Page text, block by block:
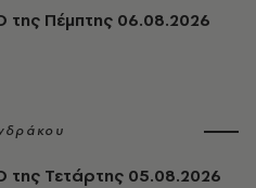
της Πέμπτης 06.08.2026
της Τετάρτης 05.08.2026